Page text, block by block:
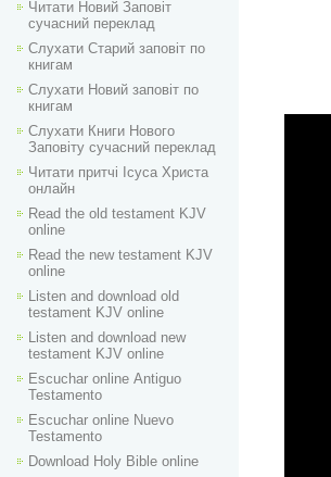
Читати Новий Заповіт
сучасний переклад
Слухати Старий заповіт по
книгам
Слухати Новий заповіт по
книгам
Слухати Книги Нового
Заповіту сучасний переклад
Читати притчі Ісуса Христа
онлайн
Read the old testament KJV
online
Read the new testament KJV
online
Listen and download old
testament KJV online
Listen and download new
testament KJV online
Escuchar online Аntiguo
Testamento
Escuchar online Nuevo
Testamento
Download Holy Bible online